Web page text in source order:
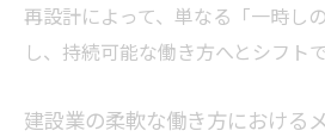
再設計によって、単なる「一時し
し、持続可能な働き方へとシフトで
建設業の柔軟な働き方における